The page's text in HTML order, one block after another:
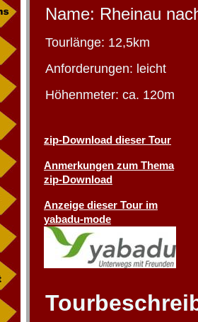
Name: Rheinau
Tourlänge: 12,5km
Anforderungen: leicht
Höhenmeter: ca. 120m
zip-Download dieser Tour
Anmerkungen zum Thema
zip-Download
Anzeige dieser Tour im
yabadu-mode